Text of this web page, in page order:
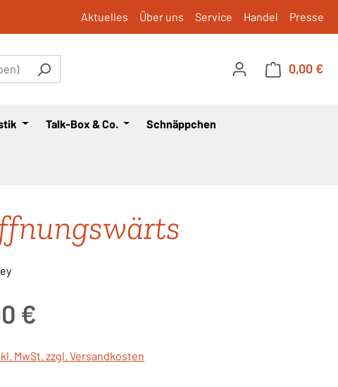
Aktuelles Über uns Service Handel Presse
0,00 €
Talk-Box & Co. Schnäppchen
€
MwSt. zzgl. Versandkosten